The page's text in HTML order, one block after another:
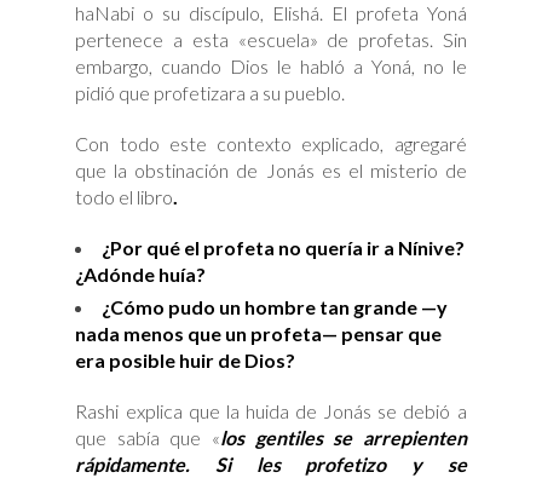
haNabi o su discípulo, Elishá. El profeta Yoná
pertenece a esta «escuela» de profetas. Sin
embargo, cuando Dios le habló a Yoná, no le
pidió que profetizara a su pueblo.
Con todo este contexto explicado, agregaré
que la obstinación de Jonás es el misterio de
todo el libro.
¿Por qué el profeta no quería ir a Nínive?
¿Adónde huía?
¿Cómo pudo un hombre tan grande —y
nada menos que un profeta— pensar que
era posible huir de Dios?
Rashi explica que la huida de Jonás se debió a
que sabía que «los gentiles se arrepienten
rápidamente. Si les profetizo y se